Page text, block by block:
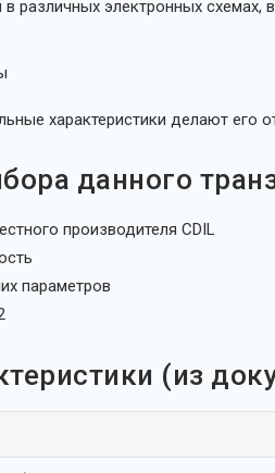
различных электронных схемах,
характеристики делают его
данного
производителя CDIL
параметров
(из